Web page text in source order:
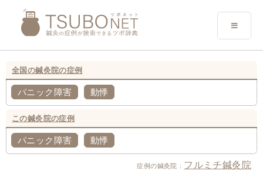
全国の鍼灸院の症例
パニック障害 動悸
この鍼灸院の症例
パニック障害 動悸
症例の鍼灸院： フルミチ鍼灸院